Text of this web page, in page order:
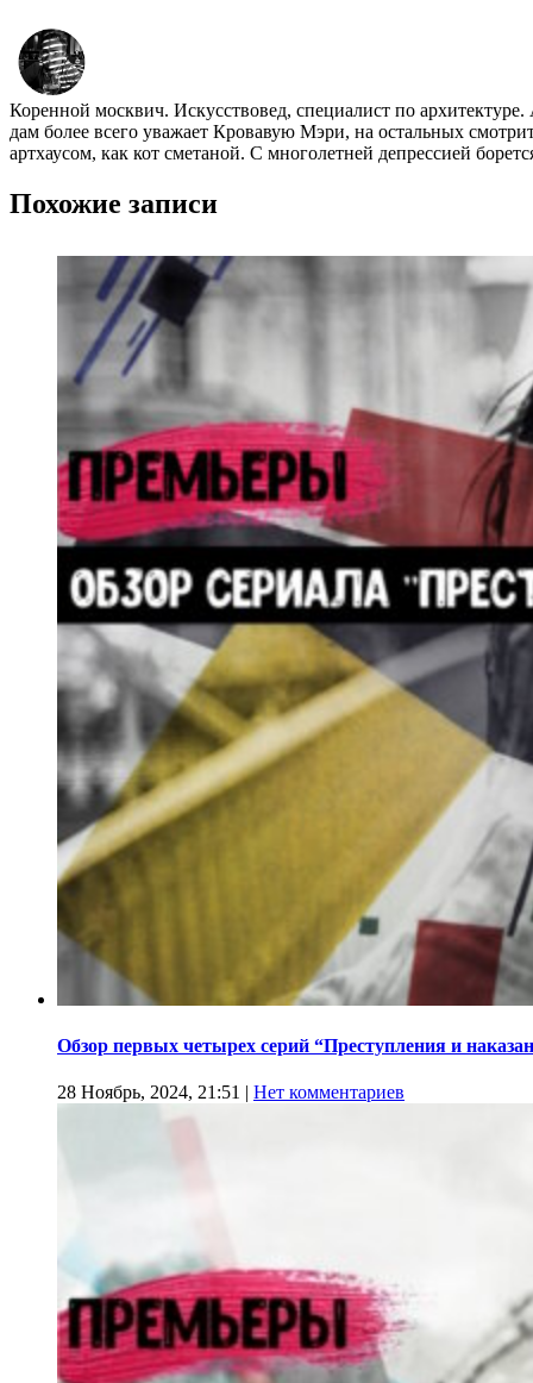
Коренной москвич. Искусствовед, специалист по
дам более всего уважает Кровавую Мэри, на остальных
артхаусом, как кот сметаной. С многолетней депрессией
Похожие записи
Обзор первых четырех серий “Преступления и
28 Ноябрь, 2024, 21:51 | Нет комментариев